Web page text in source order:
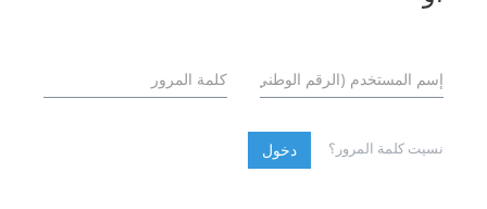
نسيت كلمة المرور؟ دخول